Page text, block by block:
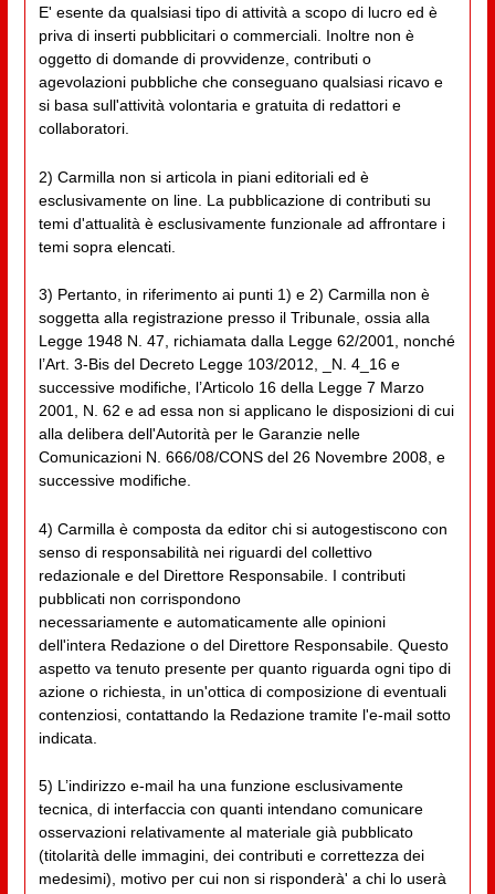
E' esente da qualsiasi tipo di attività a scopo di lucro ed è
priva di inserti pubblicitari o commerciali. Inoltre non è
oggetto di domande di provvidenze, contributi o
agevolazioni pubbliche che conseguano qualsiasi ricavo e
si basa sull'attività volontaria e gratuita di redattori e
collaboratori.
2) Carmilla non si articola in piani editoriali ed è
esclusivamente on line. La pubblicazione di contributi su
temi d'attualità è esclusivamente funzionale ad affrontare i
temi sopra elencati.
3) Pertanto, in riferimento ai punti 1) e 2) Carmilla non è
soggetta alla registrazione presso il Tribunale, ossia alla
Legge 1948 N. 47, richiamata dalla Legge 62/2001, nonché
l’Art. 3-Bis del Decreto Legge 103/2012, _N. 4_16 e
successive modifiche, l’Articolo 16 della Legge 7 Marzo
2001, N. 62 e ad essa non si applicano le disposizioni di cui
alla delibera dell'Autorità per le Garanzie nelle
Comunicazioni N. 666/08/CONS del 26 Novembre 2008, e
successive modifiche.
4) Carmilla è composta da editor chi si autogestiscono con
senso di responsabilità nei riguardi del collettivo
redazionale e del Direttore Responsabile. I contributi
pubblicati non corrispondono
necessariamente e automaticamente alle opinioni
dell'intera Redazione o del Direttore Responsabile. Questo
aspetto va tenuto presente per quanto riguarda ogni tipo di
azione o richiesta, in un'ottica di composizione di eventuali
contenziosi, contattando la Redazione tramite l'e-mail sotto
indicata.
5) L’indirizzo e-mail ha una funzione esclusivamente
tecnica, di interfaccia con quanti intendano comunicare
osservazioni relativamente al materiale già pubblicato
(titolarità delle immagini, dei contributi e correttezza dei
medesimi), motivo per cui non si risponderà' a chi lo userà